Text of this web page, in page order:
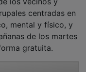
centradas en
mental y físico, y
de los martes
gratuita.